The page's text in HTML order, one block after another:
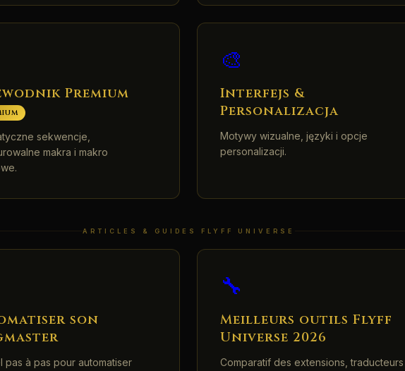
Premium
sekwencje,
makra i makro
🎨
Interfejs &
Personalizacja
Motywy wizualne, języki i opcje
personalizacji.
ARTICLES & GUIDES FLYFF UNIVERSE
son
pas à pas pour automatiser
🔧
Meilleurs outils Flyff
Universe 2026
Comparatif des extensions, traducteurs